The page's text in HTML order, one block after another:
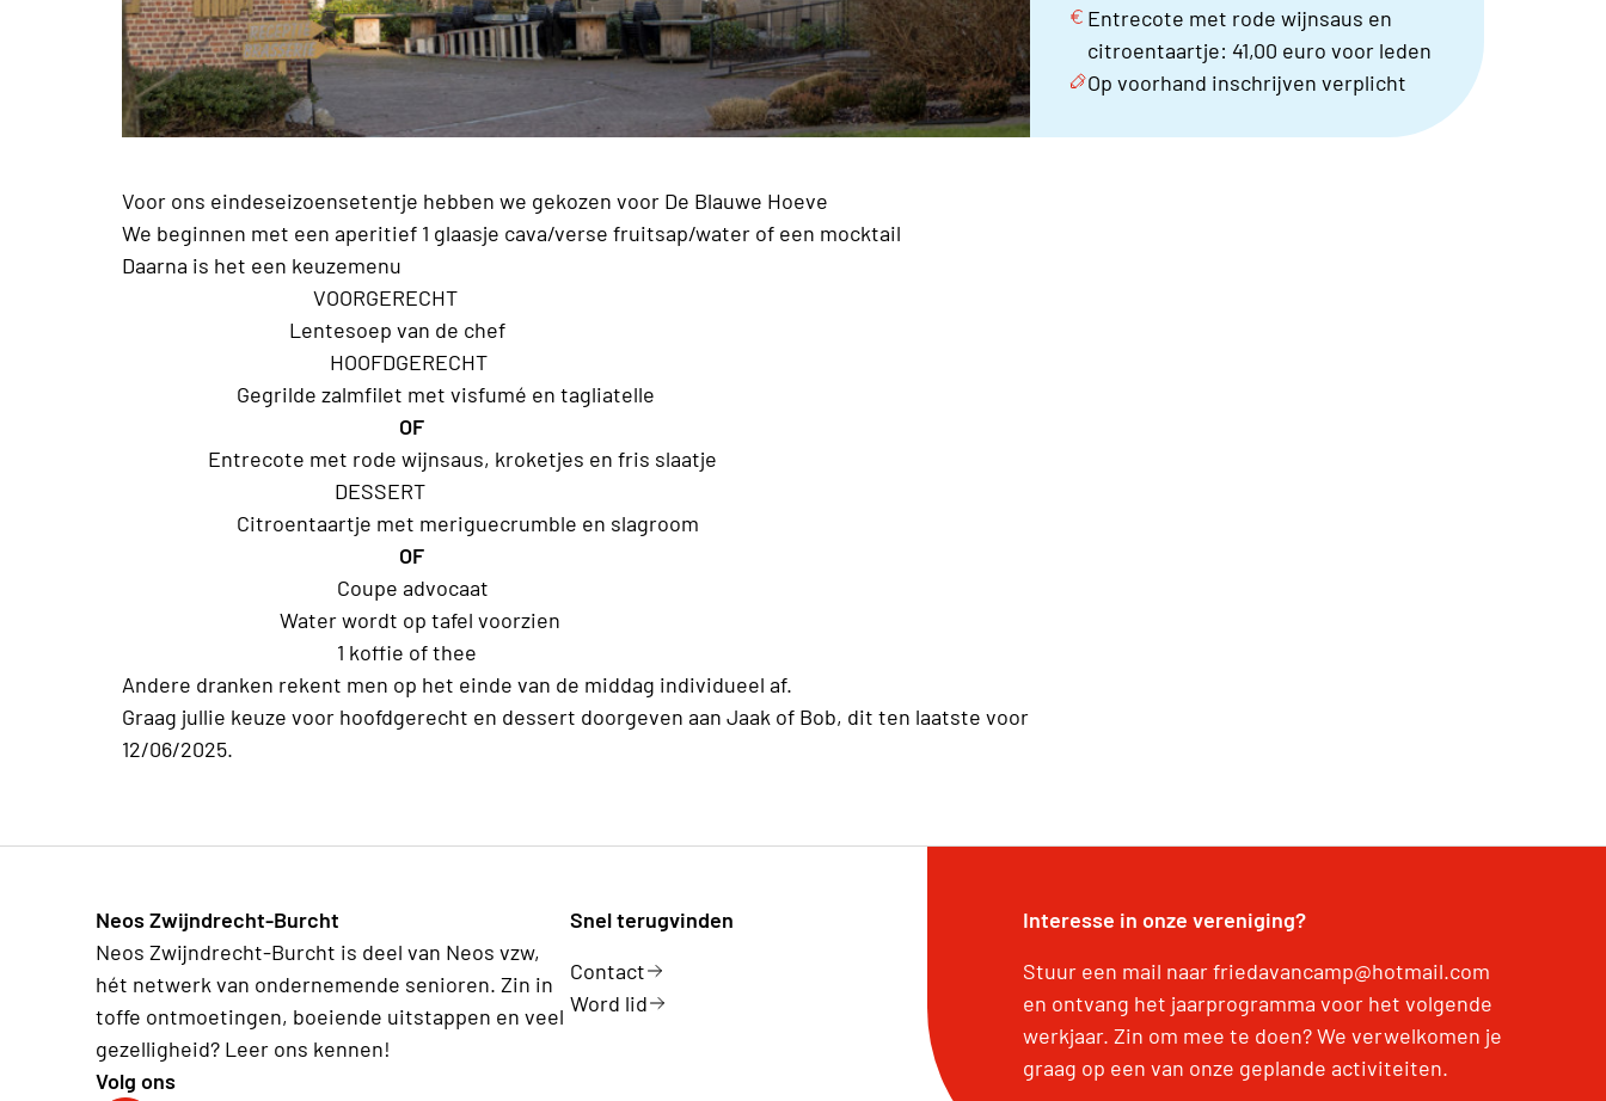
Entrecote met rode wijnsaus en
citroentaartje: 41,00 euro voor leden
Op voorhand inschrijven verplicht
Voor ons eindeseizoensetentje hebben we gekozen voor De Blauwe Hoeve
We beginnen met een aperitief 1 glaasje cava/verse fruitsap/water of een mocktail
Daarna is het een keuzemenu
VOORGERECHT
Lentesoep van de chef
HOOFDGERECHT
Gegrilde zalmfilet met visfumé en tagliatelle
OF
Entrecote met rode wijnsaus, kroketjes en fris slaatje
DESSERT
Citroentaartje met meriguecrumble en slagroom
OF
Coupe advocaat
Water wordt op tafel voorzien
1 koffie of thee
Andere dranken rekent men op het einde van de middag individueel af.
Graag jullie keuze voor hoofdgerecht en dessert doorgeven aan Jaak of Bob, dit ten laatste voor
12/06/2025.
Neos Zwijndrecht-Burcht
Neos Zwijndrecht-Burcht is deel van Neos vzw,
hét netwerk van ondernemende senioren. Zin in
toffe ontmoetingen, boeiende uitstappen en veel
gezelligheid? Leer ons kennen!
Volg ons
Snel terugvinden
Contact
Word lid
Interesse in onze vereniging?
Stuur een mail naar friedavancamp@hotmail.com
en ontvang het jaarprogramma voor het volgende
werkjaar. Zin om mee te doen? We verwelkomen je
graag op een van onze geplande activiteiten.